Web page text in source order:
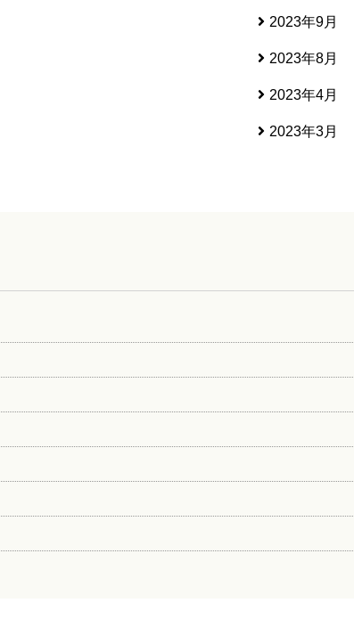
2023年9月
2023年8月
2023年4月
2023年3月